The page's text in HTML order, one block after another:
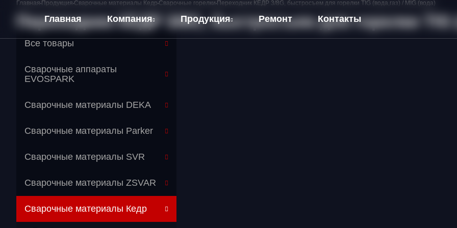
Главная Компания
Оплата и Доставка
Продукция Ремонт Контакты
Главная Продукция Сварочные материалы Кедр Сварочные горелки Переходник КЕДР 3/8G, быстросъем для горелки TIG (вода,газ) / MIG (вода)
Переходник КЕДР 3/8G, быстросъем для горелки TIG
Все товары
Сварочные аппараты
EVOSPARK
Сварочные материалы DEKA
Сварочные материалы Parker
Сварочные материалы SVR
Сварочные материалы ZSVAR
Сварочные материалы Кедр